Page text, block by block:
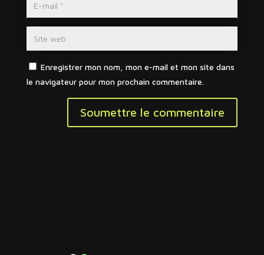
Enregistrer mon nom, mon e-mail et mon site dans
le navigateur pour mon prochain commentaire.
Soumettre le commentaire